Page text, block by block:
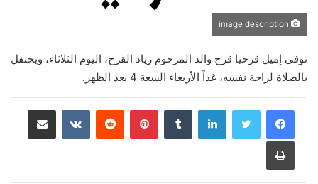
توفي إميل قزحيا قزح والد المرحوم زياد القزح، اليوم الثلاثاء، ويحتفل
بالصلاة لراحة نفسه، غداً الأربعاء السعة 4 بعد الظهر.
لينكدإن بينتيريست